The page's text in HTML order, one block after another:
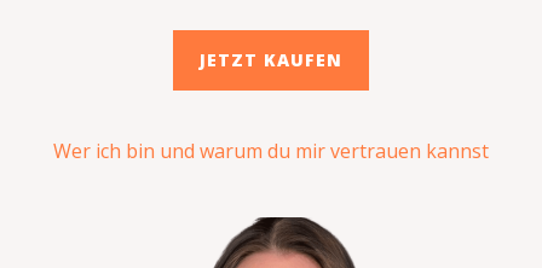
JETZT KAUFEN
Wer ich bin und warum du mir vertrauen kannst